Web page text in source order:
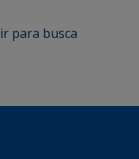
ir para busca